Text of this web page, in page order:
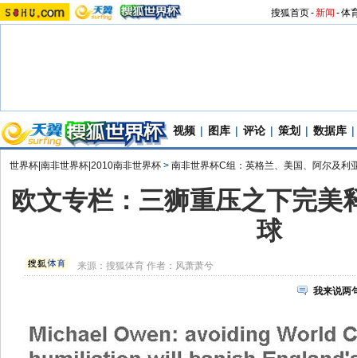
搜狐首页-新闻 -体
视频 | 图库 | 评论 | 策划 | 数据库 |
世界杯|南非世界杯|2010南非世界杯 > 南非世界杯C组：英格兰、美国、阿尔及利
欧文专栏：三狮重压之下完美
球
来源：搜狐体育 作者：风萧萧兮
我来说两